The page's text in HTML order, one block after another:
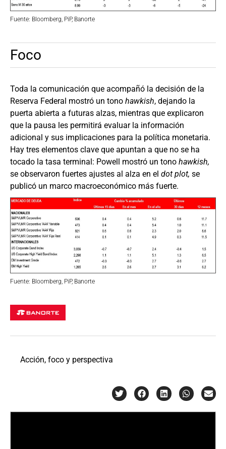
Fuente: Bloomberg, PiP, Banorte
Foco
Toda la comunicación que acompañó la decisión de la
Reserva Federal mostró un tono hawkish, dejando la
puerta abierta a futuras alzas, mientras que explicaron
que la pausa les permitirá evaluar la información
adicional y sus implicaciones para la política monetaria.
Hay tres elementos clave que apuntan a que no se ha
tocado la tasa terminal: Powell mostró un tono hawkish,
se observaron fuertes ajustes al alza en el dot plot, se
publicó un marco macroeconómico más fuerte.
Fuente: Bloomberg, PiP, Banorte
Acción, foco y perspectiva